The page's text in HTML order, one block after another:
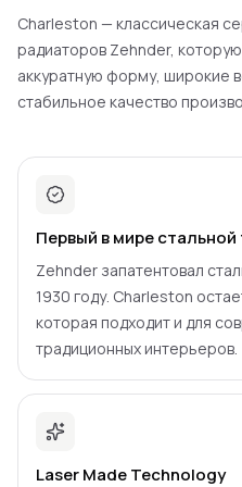
Charleston — классическая
радиаторов Zehnder,
аккуратную форму, широкие
стабильное качество
Первый в мире
Zehnder запатентовал
1930 году. Charleston
которая подходит и для
традиционных интерьеров.
Laser Made Technology